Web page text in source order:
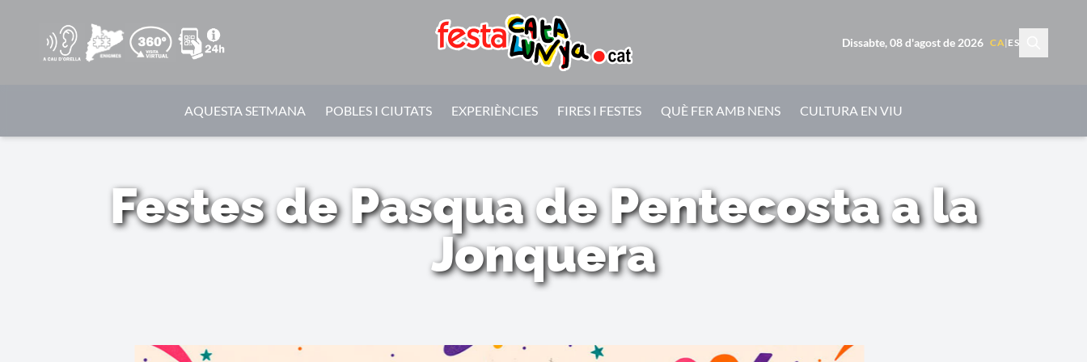
Dissabte, 08 d'agost de 2026 CA| ES
AQUESTA SETMANA POBLES I CIUTATS EXPERIÈNCIES FIRES I FESTES QUÈ FER AMB NENS CULTURA EN VIU
Festes de Pasqua de Pentecosta a la
Jonquera